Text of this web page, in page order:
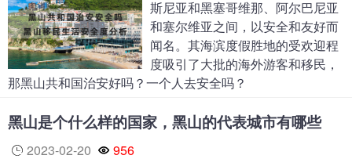
斯尼亚和黑塞哥维那、阿尔巴尼亚
和塞尔维亚之间，以安全和友好而
闻名。其海滨度假胜地的受欢迎程
度吸引了大批的海外游客和移民，
那黑山共和国治安好吗？一个人去安全吗？
黑山是个什么样的国家，黑山的代表城市有哪些
2023-02-20
956